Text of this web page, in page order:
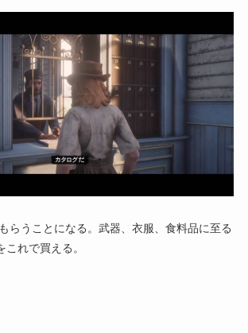
らうことになる。武器、衣服、食料品に至る
これで買える。